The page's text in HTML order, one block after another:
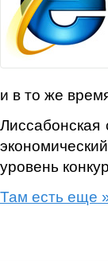
и в то же
Лиссабонская
уровень
Там есть еще